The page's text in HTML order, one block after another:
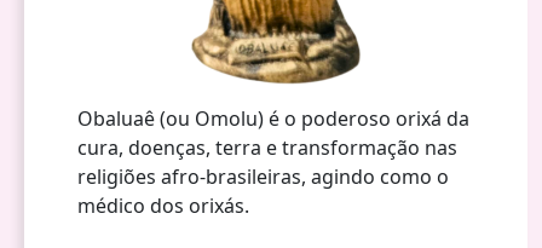
Obaluaê (ou Omolu) é o poderoso orixá da
cura, doenças, terra e transformação nas
religiões afro-brasileiras, agindo como o
médico dos orixás.